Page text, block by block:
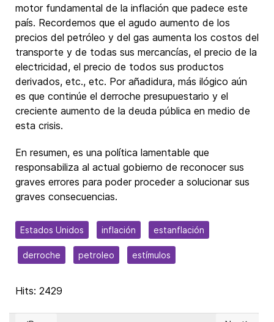
motor fundamental de la inflación que padece este
país. Recordemos que el agudo aumento de los
precios del petróleo y del gas aumenta los costos del
transporte y de todas sus mercancías, el precio de la
electricidad, el precio de todos sus productos
derivados, etc., etc. Por añadidura, más ilógico aún
es que continúe el derroche presupuestario y el
creciente aumento de la deuda pública en medio de
esta crisis.
En resumen, es una política lamentable que
responsabiliza al actual gobierno de reconocer sus
graves errores para poder proceder a solucionar sus
graves consecuencias.
Estados Unidos inflación estanflación
derroche petroleo estímulos
Hits: 2429